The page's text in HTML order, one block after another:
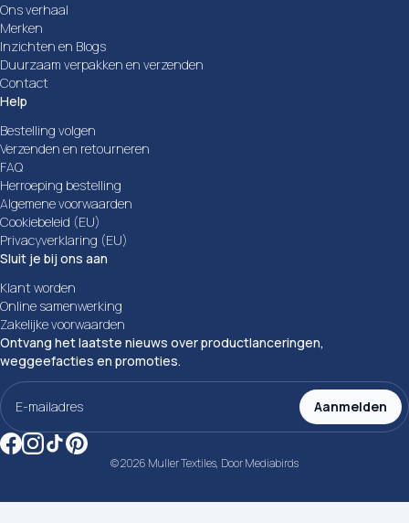
Ons verhaal
Merken
Inzichten en Blogs
Duurzaam verpakken en verzenden
Contact
Help
Bestelling volgen
Verzenden en retourneren
FAQ
Herroeping bestelling
Algemene voorwaarden
Cookiebeleid (EU)
Privacyverklaring (EU)
Sluit je bij ons aan
Klant worden
Online samenwerking
Zakelijke voorwaarden
Ontvang het laatste nieuws over productlanceringen,
weggeefacties en promoties.
E-
mailadres
(Vereist)
Aanmelden
© 2026 Muller Textiles, DoorMediabirds